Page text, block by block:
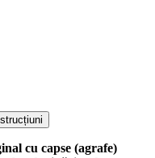
cu capse (agrafe)